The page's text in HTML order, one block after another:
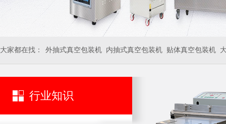
大家都在找： 外抽式真空包装机 内抽式真空包装机 贴体真空包装机
行业知识